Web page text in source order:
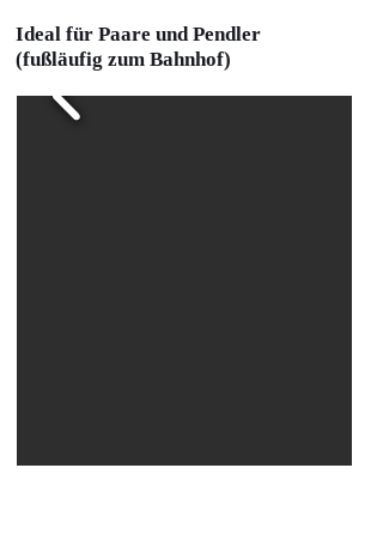
Ideal für Paare und Pendler
(fußläufig zum Bahnhof)